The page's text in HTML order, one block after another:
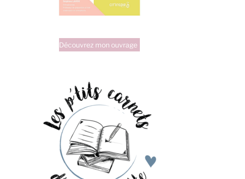
Découvrez mon ouvrage